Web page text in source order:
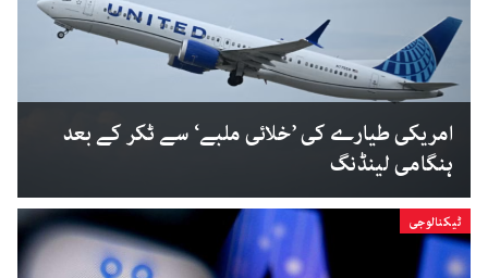
امریکی طیارے کی ’خلائی ملبے‘ سے ٹکر کے بعد
ہنگامی لینڈنگ
ٹیکنالوجی